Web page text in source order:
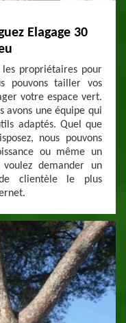
Elagage 30
les propriétaires pour
pouvons tailler vos
votre espace vert.
avons une équipe qui
adaptés. Quel que
nous pouvons
ou même un
demander un
clientèle le plus